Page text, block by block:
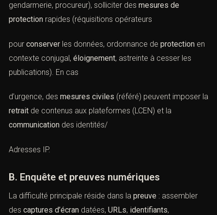
gendarmerie, procureur), solliciter des mesures de
protection rapides (réquisitions opérateurs
pour conserver les données, ordonnance de protection en
contexte conjugal, éloignement, astreinte à cesser les
publications). En cas
d’urgence, des mesures civiles (référé) peuvent imposer la
retrait de contenus aux plateformes (LCEN) et la
communication des identités/
Adresses IP.
B. Enquête et preuves numériques
La difficulté principale réside dans la preuve : assembler
des captures d’écran datées, URLs, identifiants,